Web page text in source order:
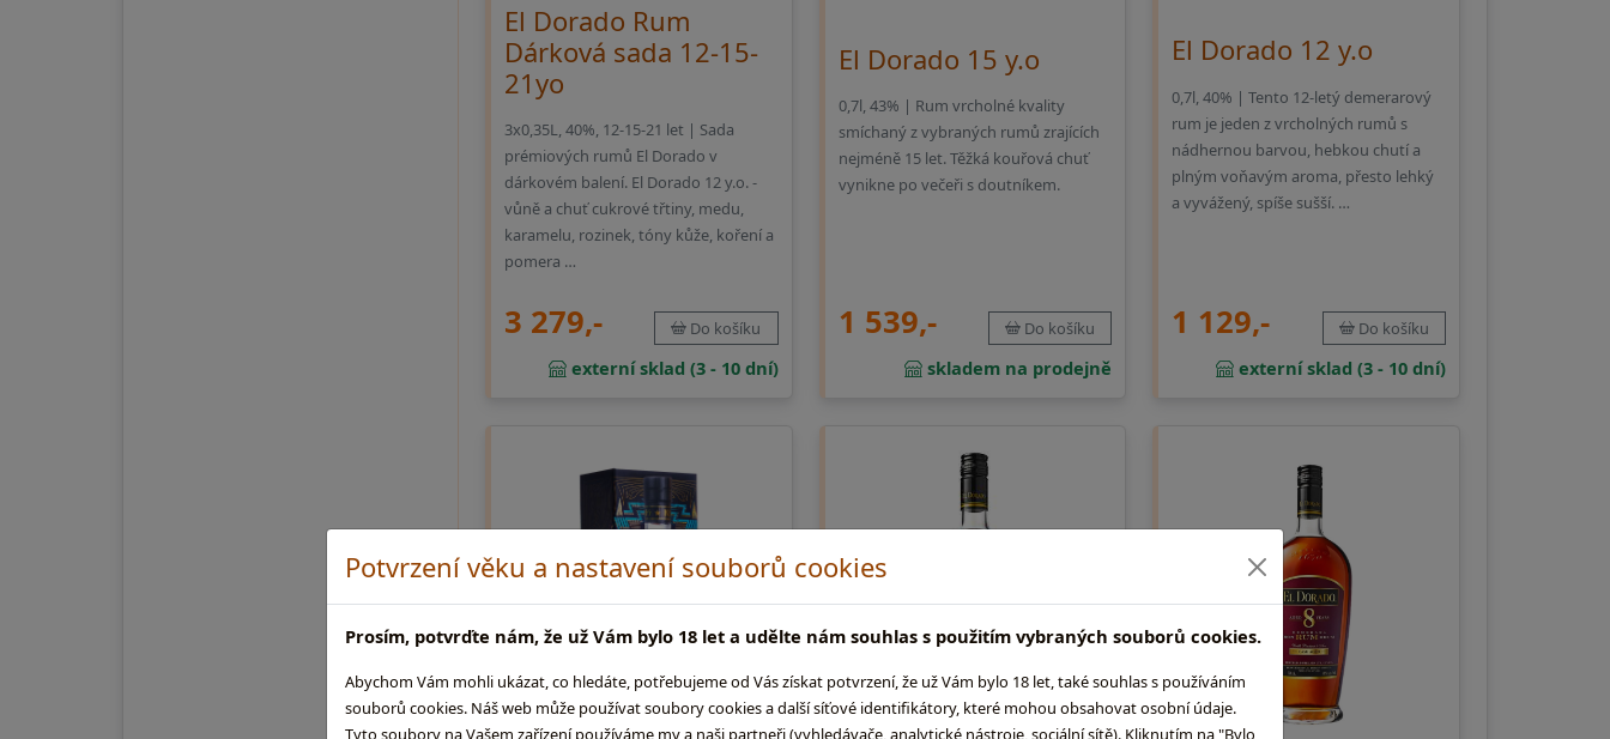
Potvrzení věku a nastavení souborů cookies
Prosím, potvrďte nám, že už Vám bylo 18 let a udělte nám souhlas s použitím vybraných souborů cookies.
Abychom Vám mohli ukázat, co hledáte, potřebujeme od Vás získat potvrzení, že už Vám bylo 18 let, také souhlas s používáním
souborů cookies. Náš web může používat soubory cookies a další síťové identifikátory, které mohou obsahovat osobní údaje.
Tyto soubory na Vašem zařízení používáme my a naši partneři (vyhledávače, analytické nástroje, sociální sítě). Kliknutím na "Bylo
El Dorado Rum
Dárková sada 12-15-
21yo
3x0,35L, 40%, 12-15-21 let | Sada
prémiových rumů El Dorado v
dárkovém balení. El Dorado 12 y.o. -
vůně a chuť cukrové třtiny, medu,
karamelu, rozinek, tóny kůže, koření a
pomera …
3 279,- Do košíku
externí sklad (3 - 10 dní)
El Dorado 15 y.o
0,7l, 43% | Rum vrcholné kvality
smíchaný z vybraných rumů zrajících
nejméně 15 let. Těžká kouřová chuť
vynikne po večeři s doutníkem.
1 539,- Do košíku
skladem na prodejně
El Dorado 12 y.o
0,7l, 40% | Tento 12-letý demerarový
rum je jeden z vrcholných rumů s
nádhernou barvou, hebkou chutí a
plným voňavým aroma, přesto lehký
a vyvážený, spíše sušší. …
1 129,- Do košíku
externí sklad (3 - 10 dní)